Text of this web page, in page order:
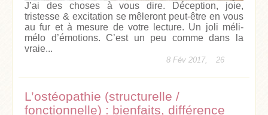
J’ai des choses à vous dire. Déception, joie,
tristesse & excitation se mêleront peut-être en vous
au fur et à mesure de votre lecture. Un joli méli-
mélo d’émotions. C’est un peu comme dans la
vraie...
8 Fév 2017, 26
L’ostéopathie (structurelle /
fonctionnelle) : bienfaits, différence